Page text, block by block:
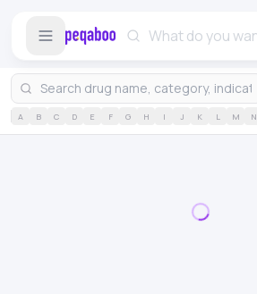
A B C D E F G H I J K L M N